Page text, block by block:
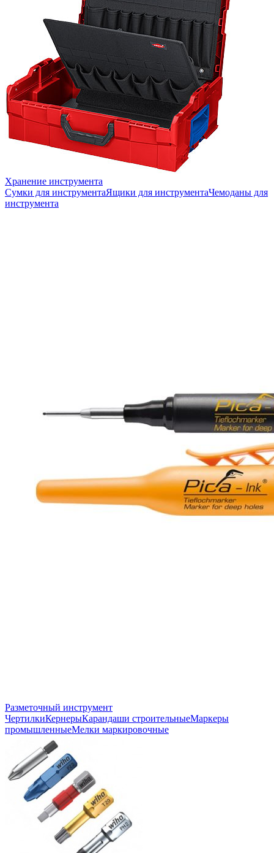
Хранение инструмента
Сумки для инструментаЯщики для инструментаЧемоданы для
инструмента
Разметочный инструмент
ЧертилкиКернерыКарандаши строительныеМаркеры
промышленныеМелки маркировочные